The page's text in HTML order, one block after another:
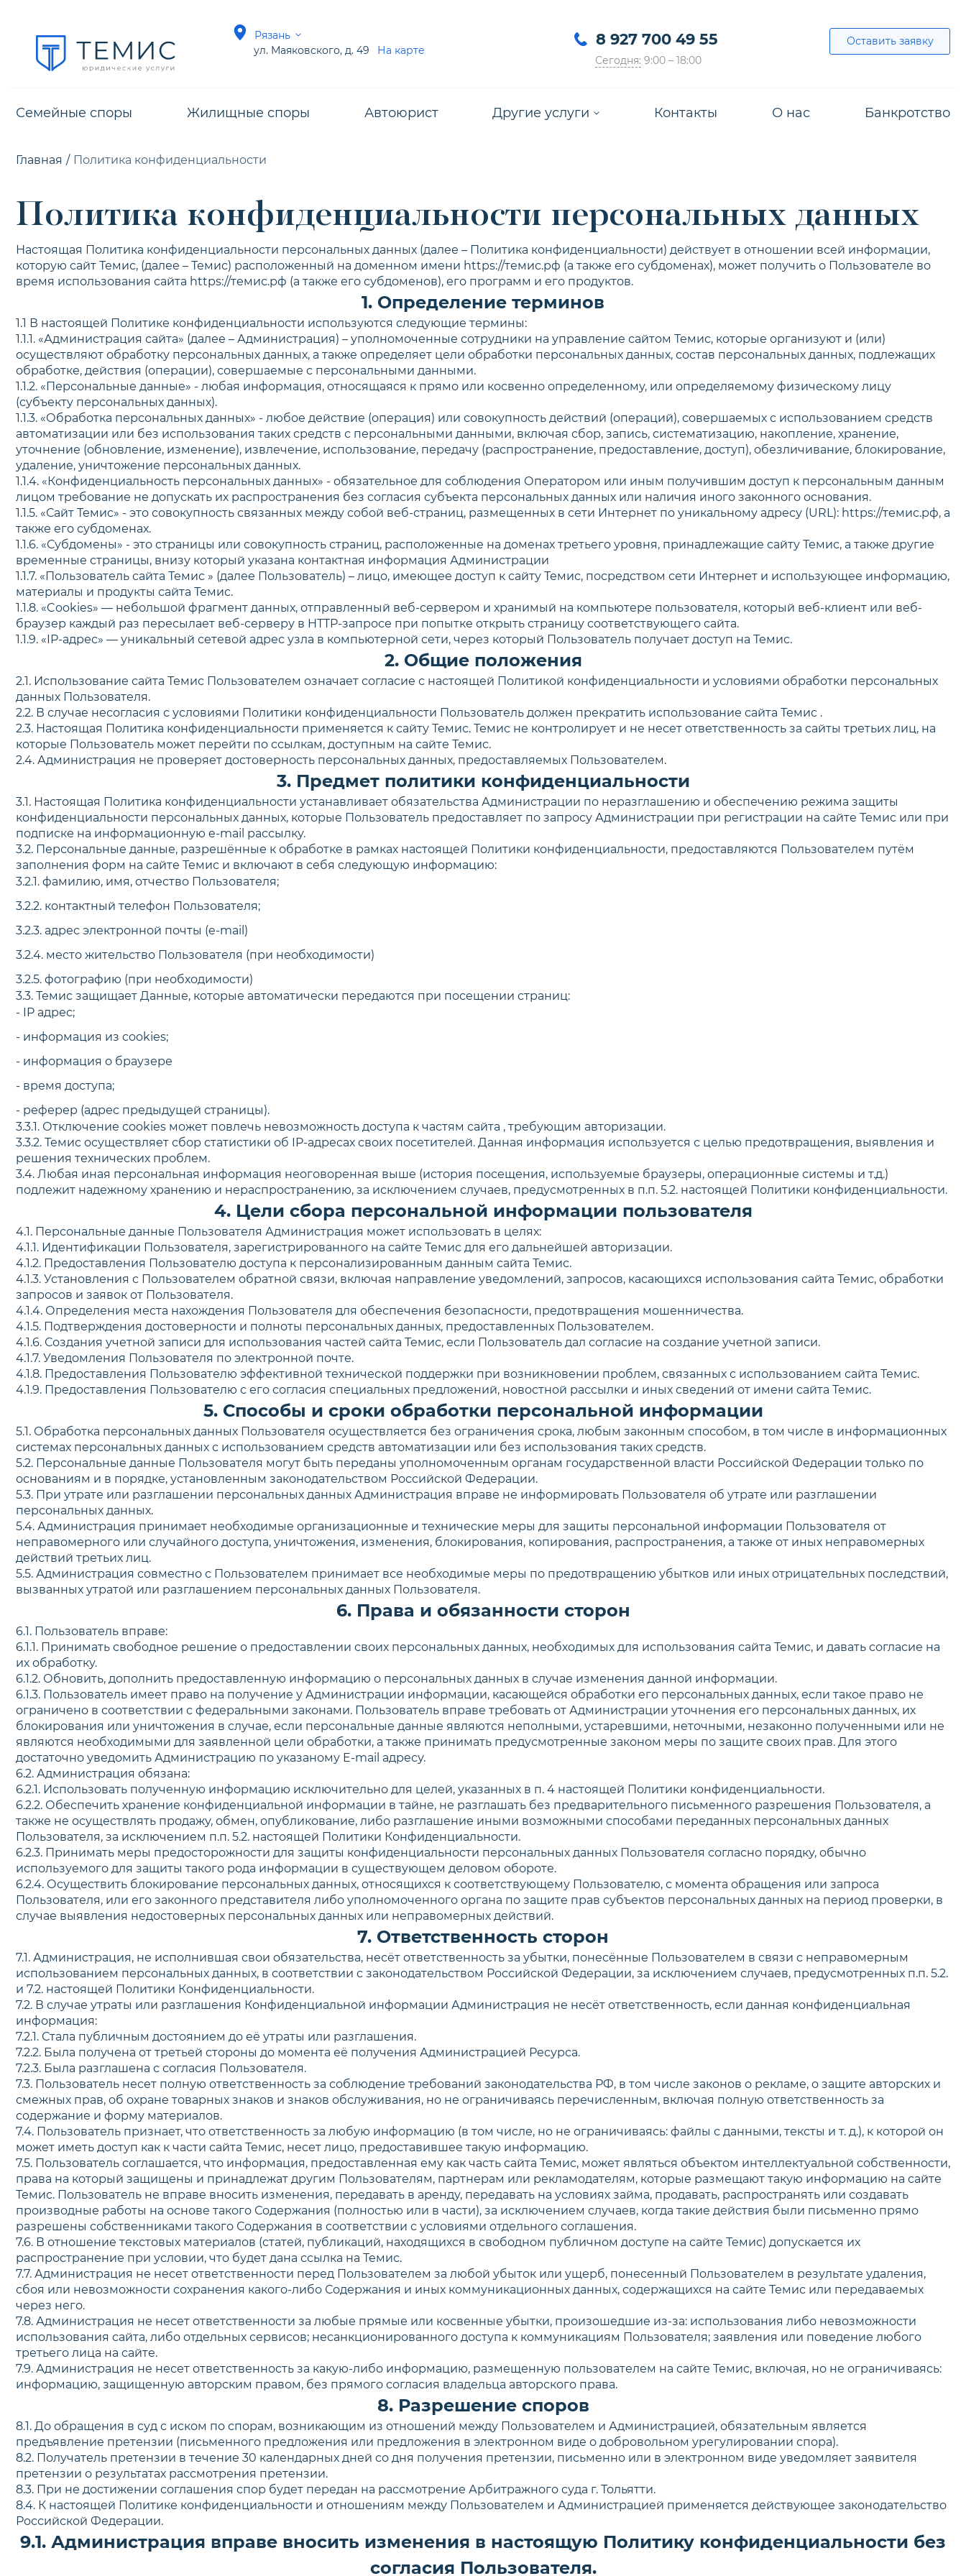
Рязань
ул. Маяковского, д. 49
На карте
8 927 700 49 55
Сегодня: 9:00 – 18:00
Оставить заявку
Семейные споры Жилищные споры Автоюрист Другие услуги Контакты О нас Банкротство
Главная / Политика конфиденциальности
Политика конфиденциальности персональных данных
Настоящая Политика конфиденциальности персональных данных (далее – Политика конфиденциальности) действует в отношении всей информации,
которую сайт Темис, (далее – Темис) расположенный на доменном имени https://темис.рф (а также его субдоменах), может получить о Пользователе во
время использования сайта https://темис.рф (а также его субдоменов), его программ и его продуктов.
1. Определение терминов
1.1 В настоящей Политике конфиденциальности используются следующие термины:
1.1.1. «Администрация сайта» (далее – Администрация) – уполномоченные сотрудники на управление сайтом Темис, которые организуют и (или)
осуществляют обработку персональных данных, а также определяет цели обработки персональных данных, состав персональных данных, подлежащих
обработке, действия (операции), совершаемые с персональными данными.
1.1.2. «Персональные данные» - любая информация, относящаяся к прямо или косвенно определенному, или определяемому физическому лицу
(субъекту персональных данных).
1.1.3. «Обработка персональных данных» - любое действие (операция) или совокупность действий (операций), совершаемых с использованием средств
автоматизации или без использования таких средств с персональными данными, включая сбор, запись, систематизацию, накопление, хранение,
уточнение (обновление, изменение), извлечение, использование, передачу (распространение, предоставление, доступ), обезличивание, блокирование,
удаление, уничтожение персональных данных.
1.1.4. «Конфиденциальность персональных данных» - обязательное для соблюдения Оператором или иным получившим доступ к персональным данным
лицом требование не допускать их распространения без согласия субъекта персональных данных или наличия иного законного основания.
1.1.5. «Сайт Темис» - это совокупность связанных между собой веб-страниц, размещенных в сети Интернет по уникальному адресу (URL): https://темис.рф, а
также его субдоменах.
1.1.6. «Субдомены» - это страницы или совокупность страниц, расположенные на доменах третьего уровня, принадлежащие сайту Темис, а также другие
временные страницы, внизу который указана контактная информация Администрации
1.1.7. «Пользователь сайта Темис » (далее Пользователь) – лицо, имеющее доступ к сайту Темис, посредством сети Интернет и использующее информацию,
материалы и продукты сайта Темис.
1.1.8. «Cookies» — небольшой фрагмент данных, отправленный веб-сервером и хранимый на компьютере пользователя, который веб-клиент или веб-
браузер каждый раз пересылает веб-серверу в HTTP-запросе при попытке открыть страницу соответствующего сайта.
1.1.9. «IP-адрес» — уникальный сетевой адрес узла в компьютерной сети, через который Пользователь получает доступ на Темис.
2. Общие положения
2.1. Использование сайта Темис Пользователем означает согласие с настоящей Политикой конфиденциальности и условиями обработки персональных
данных Пользователя.
2.2. В случае несогласия с условиями Политики конфиденциальности Пользователь должен прекратить использование сайта Темис .
2.3. Настоящая Политика конфиденциальности применяется к сайту Темис. Темис не контролирует и не несет ответственность за сайты третьих лиц, на
которые Пользователь может перейти по ссылкам, доступным на сайте Темис.
2.4. Администрация не проверяет достоверность персональных данных, предоставляемых Пользователем.
3. Предмет политики конфиденциальности
3.1. Настоящая Политика конфиденциальности устанавливает обязательства Администрации по неразглашению и обеспечению режима защиты
конфиденциальности персональных данных, которые Пользователь предоставляет по запросу Администрации при регистрации на сайте Темис или при
подписке на информационную e-mail рассылку.
3.2. Персональные данные, разрешённые к обработке в рамках настоящей Политики конфиденциальности, предоставляются Пользователем путём
заполнения форм на сайте Темис и включают в себя следующую информацию:
3.2.1. фамилию, имя, отчество Пользователя;
3.2.2. контактный телефон Пользователя;
3.2.3. адрес электронной почты (e-mail)
3.2.4. место жительство Пользователя (при необходимости)
3.2.5. фотографию (при необходимости)
3.3. Темис защищает Данные, которые автоматически передаются при посещении страниц:
- IP адрес;
- информация из cookies;
- информация о браузере
- время доступа;
- реферер (адрес предыдущей страницы).
3.3.1. Отключение cookies может повлечь невозможность доступа к частям сайта , требующим авторизации.
3.3.2. Темис осуществляет сбор статистики об IP-адресах своих посетителей. Данная информация используется с целью предотвращения, выявления и
решения технических проблем.
3.4. Любая иная персональная информация неоговоренная выше (история посещения, используемые браузеры, операционные системы и т.д.)
подлежит надежному хранению и нераспространению, за исключением случаев, предусмотренных в п.п. 5.2. настоящей Политики конфиденциальности.
4. Цели сбора персональной информации пользователя
4.1. Персональные данные Пользователя Администрация может использовать в целях:
4.1.1. Идентификации Пользователя, зарегистрированного на сайте Темис для его дальнейшей авторизации.
4.1.2. Предоставления Пользователю доступа к персонализированным данным сайта Темис.
4.1.3. Установления с Пользователем обратной связи, включая направление уведомлений, запросов, касающихся использования сайта Темис, обработки
запросов и заявок от Пользователя.
4.1.4. Определения места нахождения Пользователя для обеспечения безопасности, предотвращения мошенничества.
4.1.5. Подтверждения достоверности и полноты персональных данных, предоставленных Пользователем.
4.1.6. Создания учетной записи для использования частей сайта Темис, если Пользователь дал согласие на создание учетной записи.
4.1.7. Уведомления Пользователя по электронной почте.
4.1.8. Предоставления Пользователю эффективной технической поддержки при возникновении проблем, связанных с использованием сайта Темис.
4.1.9. Предоставления Пользователю с его согласия специальных предложений, новостной рассылки и иных сведений от имени сайта Темис.
5. Способы и сроки обработки персональной информации
5.1. Обработка персональных данных Пользователя осуществляется без ограничения срока, любым законным способом, в том числе в информационных
системах персональных данных с использованием средств автоматизации или без использования таких средств.
5.2. Персональные данные Пользователя могут быть переданы уполномоченным органам государственной власти Российской Федерации только по
основаниям и в порядке, установленным законодательством Российской Федерации.
5.3. При утрате или разглашении персональных данных Администрация вправе не информировать Пользователя об утрате или разглашении
персональных данных.
5.4. Администрация принимает необходимые организационные и технические меры для защиты персональной информации Пользователя от
неправомерного или случайного доступа, уничтожения, изменения, блокирования, копирования, распространения, а также от иных неправомерных
действий третьих лиц.
5.5. Администрация совместно с Пользователем принимает все необходимые меры по предотвращению убытков или иных отрицательных последствий,
вызванных утратой или разглашением персональных данных Пользователя.
6. Права и обязанности сторон
6.1. Пользователь вправе:
6.1.1. Принимать свободное решение о предоставлении своих персональных данных, необходимых для использования сайта Темис, и давать согласие на
их обработку.
6.1.2. Обновить, дополнить предоставленную информацию о персональных данных в случае изменения данной информации.
6.1.3. Пользователь имеет право на получение у Администрации информации, касающейся обработки его персональных данных, если такое право не
ограничено в соответствии с федеральными законами. Пользователь вправе требовать от Администрации уточнения его персональных данных, их
блокирования или уничтожения в случае, если персональные данные являются неполными, устаревшими, неточными, незаконно полученными или не
являются необходимыми для заявленной цели обработки, а также принимать предусмотренные законом меры по защите своих прав. Для этого
достаточно уведомить Администрацию по указаному E-mail адресу.
6.2. Администрация обязана:
6.2.1. Использовать полученную информацию исключительно для целей, указанных в п. 4 настоящей Политики конфиденциальности.
6.2.2. Обеспечить хранение конфиденциальной информации в тайне, не разглашать без предварительного письменного разрешения Пользователя, а
также не осуществлять продажу, обмен, опубликование, либо разглашение иными возможными способами переданных персональных данных
Пользователя, за исключением п.п. 5.2. настоящей Политики Конфиденциальности.
6.2.3. Принимать меры предосторожности для защиты конфиденциальности персональных данных Пользователя согласно порядку, обычно
используемого для защиты такого рода информации в существующем деловом обороте.
6.2.4. Осуществить блокирование персональных данных, относящихся к соответствующему Пользователю, с момента обращения или запроса
Пользователя, или его законного представителя либо уполномоченного органа по защите прав субъектов персональных данных на период проверки, в
случае выявления недостоверных персональных данных или неправомерных действий.
7. Ответственность сторон
7.1. Администрация, не исполнившая свои обязательства, несёт ответственность за убытки, понесённые Пользователем в связи с неправомерным
использованием персональных данных, в соответствии с законодательством Российской Федерации, за исключением случаев, предусмотренных п.п. 5.2.
и 7.2. настоящей Политики Конфиденциальности.
7.2. В случае утраты или разглашения Конфиденциальной информации Администрация не несёт ответственность, если данная конфиденциальная
информация:
7.2.1. Стала публичным достоянием до её утраты или разглашения.
7.2.2. Была получена от третьей стороны до момента её получения Администрацией Ресурса.
7.2.3. Была разглашена с согласия Пользователя.
7.3. Пользователь несет полную ответственность за соблюдение требований законодательства РФ, в том числе законов о рекламе, о защите авторских и
смежных прав, об охране товарных знаков и знаков обслуживания, но не ограничиваясь перечисленным, включая полную ответственность за
содержание и форму материалов.
7.4. Пользователь признает, что ответственность за любую информацию (в том числе, но не ограничиваясь: файлы с данными, тексты и т. д.), к которой он
может иметь доступ как к части сайта Темис, несет лицо, предоставившее такую информацию.
7.5. Пользователь соглашается, что информация, предоставленная ему как часть сайта Темис, может являться объектом интеллектуальной собственности,
права на который защищены и принадлежат другим Пользователям, партнерам или рекламодателям, которые размещают такую информацию на сайте
Темис. Пользователь не вправе вносить изменения, передавать в аренду, передавать на условиях займа, продавать, распространять или создавать
производные работы на основе такого Содержания (полностью или в части), за исключением случаев, когда такие действия были письменно прямо
разрешены собственниками такого Содержания в соответствии с условиями отдельного соглашения.
7.6. В отношение текстовых материалов (статей, публикаций, находящихся в свободном публичном доступе на сайте Темис) допускается их
распространение при условии, что будет дана ссылка на Темис.
7.7. Администрация не несет ответственности перед Пользователем за любой убыток или ущерб, понесенный Пользователем в результате удаления,
сбоя или невозможности сохранения какого-либо Содержания и иных коммуникационных данных, содержащихся на сайте Темис или передаваемых
через него.
7.8. Администрация не несет ответственности за любые прямые или косвенные убытки, произошедшие из-за: использования либо невозможности
использования сайта, либо отдельных сервисов; несанкционированного доступа к коммуникациям Пользователя; заявления или поведение любого
третьего лица на сайте.
7.9. Администрация не несет ответственность за какую-либо информацию, размещенную пользователем на сайте Темис, включая, но не ограничиваясь:
информацию, защищенную авторским правом, без прямого согласия владельца авторского права.
8. Разрешение споров
8.1. До обращения в суд с иском по спорам, возникающим из отношений между Пользователем и Администрацией, обязательным является
предъявление претензии (письменного предложения или предложения в электронном виде о добровольном урегулировании спора).
8.2. Получатель претензии в течение 30 календарных дней со дня получения претензии, письменно или в электронном виде уведомляет заявителя
претензии о результатах рассмотрения претензии.
8.3. При не достижении соглашения спор будет передан на рассмотрение Арбитражного суда г. Тольятти.
8.4. К настоящей Политике конфиденциальности и отношениям между Пользователем и Администрацией применяется действующее законодательство
Российской Федерации.
9.1. Администрация вправе вносить изменения в настоящую Политику конфиденциальности без
согласия Пользователя.
Ваша заявка принята!
Скоро с вами свяжется наш менеджер и
вопросы
Консультация юриста
Телефон
Сообщение
Отправляя форму вы соглашаетесь на
обработкуперсональных данных
Стоимость консультации - 1000р
Пожалуйста, корректно заполните поля:
имя и телефон.
Выберите ваш город
ул. Маяковского, д. 49